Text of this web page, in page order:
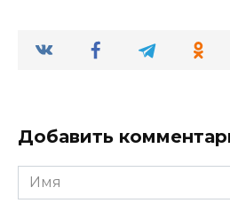
Добавить
Имя
*